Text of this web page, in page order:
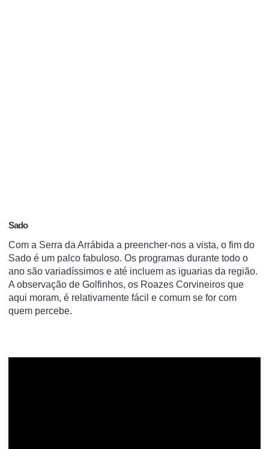
Sado
Com a Serra da Arrábida a preencher-nos a vista, o fim do
Sado é um palco fabuloso. Os programas durante todo o
ano são variadíssimos e até incluem as iguarias da região.
A observação de Golfinhos, os Roazes Corvineiros que
aqui moram, é relativamente fácil e comum se for com
quem percebe.